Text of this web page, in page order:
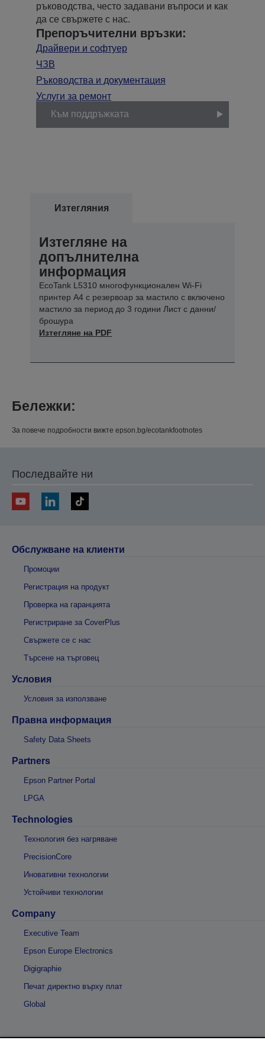
ръководства, често задавани въпроси и как
да се свържете с нас.
Препоръчителни връзки:
Драйвери и софтуер
ЧЗВ
Ръководства и документация
Услуги за ремонт
Към поддръжката
Изтегляния
Изтегляне на
допълнителна
информация
EcoTank L5310 многофункционален Wi-Fi
принтер A4 с резервоар за мастило с включено
мастило за период до 3 години Лист с данни/
брошура
Изтегляне на PDF
Бележки:
За повече подробности вижте epson.bg/ecotankfootnotes
Последвайте ни
Обслужване на клиенти
Промоции
Регистрация на продукт
Проверка на гаранцията
Регистриране за CoverPlus
Свържете се с нас
Търсене на търговец
Условия
Условия за използване
Правна информация
Safety Data Sheets
Partners
Epson Partner Portal
LPGA
Technologies
Технология без нагряване
PrecisionCore
Иновативни технологии
Устойчиви технологии
Company
Executive Team
Epson Europe Electronics
Digigraphie
Печат директно върху плат
Global